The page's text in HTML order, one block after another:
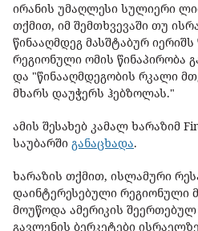
ირანის უმაღლესი სულიერი
თქმით, იმ შემთხვევაში თუ
წინააღმდეგ მასშტაბურ იერიშს
რეგიონული ომის წინაპირობა
და "წინააღმდეგობის რკალი
მხარს დაუჭერს ჰებზოლას."
ამის შესახებ კამალ ხარაზიმ
საუბარში განაცხადა.
ხარაზის თქმით, ისლამური
დაინტერესებული რეგიონული
მოუწოდა ამერიკის
გავლენის ბერკეტები